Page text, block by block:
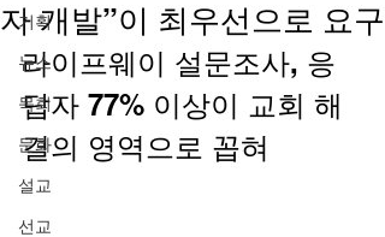
기획
뉴스
목회
문화
설교
선교
자 개발”이 최우선으로 요구
라이프웨이 설문조사, 응
답자 77% 이상이 교회 해
결의 영역으로 꼽혀